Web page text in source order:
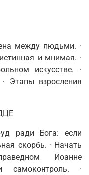
между людьми. ·
и мнимая. ·
искусстве. ·
Этапы взросления
ради Бога: если
скорбь. · Начать
Иоанне
самоконтроль. ·